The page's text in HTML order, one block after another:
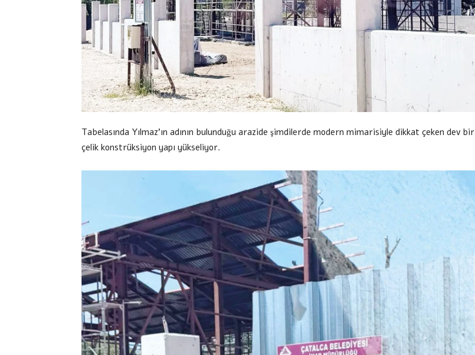
Tabelasında Yılmaz’ın adının bulunduğu arazide şimdilerde modern mimarisiyle dikkat çeken dev bir
çelik konstrüksiyon yapı yükseliyor.